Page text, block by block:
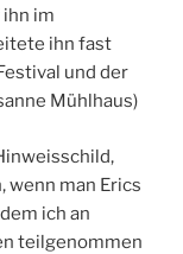
im
ihn fast
und der
Mühlhaus)
wenn man Erics
ich an
teilgenommen